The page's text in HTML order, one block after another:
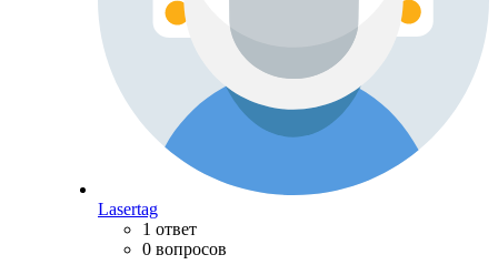
Lasertag
1 ответ
0 вопросов